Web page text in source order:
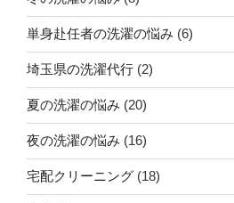
単身赴任者の洗濯の悩み (6)
埼玉県の洗濯代行 (2)
夏の洗濯の悩み (20)
夜の洗濯の悩み (16)
宅配クリーニング (18)